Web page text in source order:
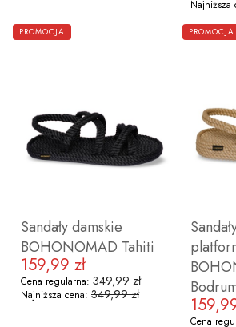
36 37 38 39 40 41
Najniższa
36
PROMOCJA
Sandały damskie
BOHONOMAD Tahiti
Cena promocyjna
159,99 zł
Cena regularna: 349,99 zł
Najniższa cena: 349,99 zł
PROMOCJA
Cena
Cena